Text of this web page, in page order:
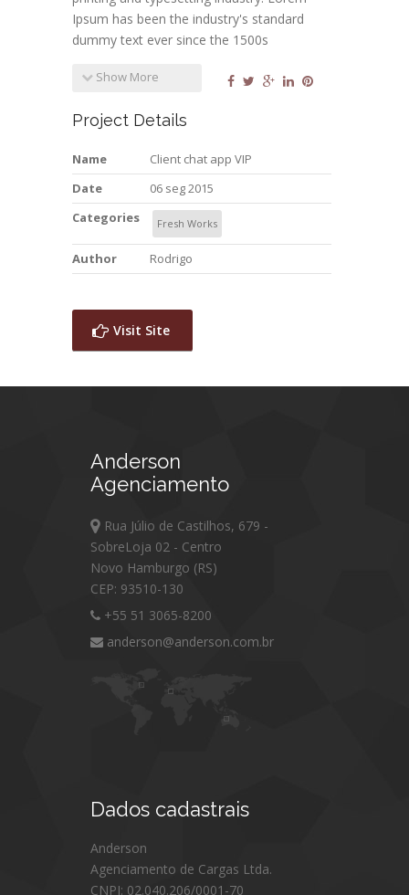
Ipsum has been the industry's standard
dummy text ever since the 1500s
Show More
Project Details
Name
Client chat app VIP
Date
06 seg 2015
Categories
Fresh Works
Author Rodrigo
Visit Site
Anderson
Agenciamento
Rua Júlio de Castilhos, 679 -
SobreLoja 02 - Centro
Novo Hamburgo (RS)
CEP: 93510-130
+55 51 3065-8200
anderson@anderson.com.br
Dados cadastrais
Anderson
Agenciamento de Cargas Ltda.
CNPJ: 02.040.206/0001-70